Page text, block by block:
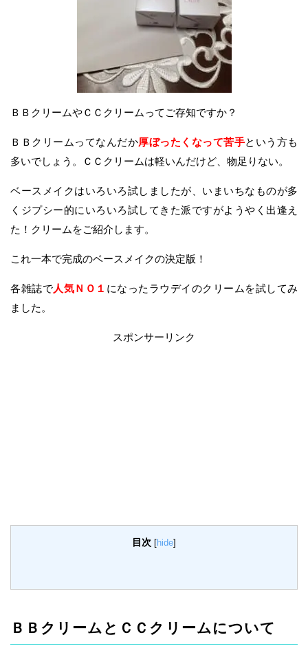
ＢＢクリームやＣＣクリームってご存知ですか？
ＢＢクリームってなんだか厚ぼったくなって苦手という方も
多いでしょう。ＣＣクリームは軽いんだけど、物足りない。
ベースメイクはいろいろ試しましたが、いまいちなものが多
くジプシー的にいろいろ試してきた派ですがようやく出逢え
た！クリームをご紹介します。
これ一本で完成のベースメイクの決定版！
各雑誌で人気ＮＯ１ になったラウデイのクリームを試してみ
ました。
スポンサーリンク
目次 [hide]
ＢＢクリームとＣＣクリームについて